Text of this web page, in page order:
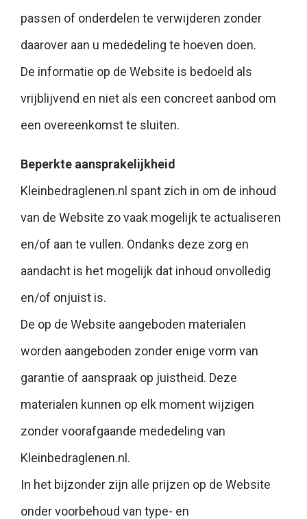
passen of onderdelen te verwijderen zonder
daarover aan u mededeling te hoeven doen.
De informatie op de Website is bedoeld als
vrijblijvend en niet als een concreet aanbod om
een overeenkomst te sluiten.
Beperkte aansprakelijkheid
Kleinbedraglenen.nl spant zich in om de inhoud
van de Website zo vaak mogelijk te actualiseren
en/of aan te vullen. Ondanks deze zorg en
aandacht is het mogelijk dat inhoud onvolledig
en/of onjuist is.
De op de Website aangeboden materialen
worden aangeboden zonder enige vorm van
garantie of aanspraak op juistheid. Deze
materialen kunnen op elk moment wijzigen
zonder voorafgaande mededeling van
Kleinbedraglenen.nl.
In het bijzonder zijn alle prijzen op de Website
onder voorbehoud van type- en